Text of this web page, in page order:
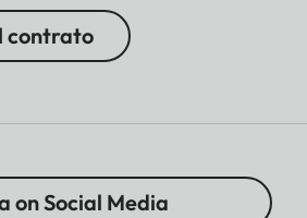
contrato
on Social Media